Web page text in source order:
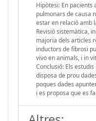
Hipòtesi: En
pulmonars de causa
estar en relació amb
Revisió sistemàtica,
majoria dels articles
inductors de fibrosi
vivo en animals, i in
Conclusió: Els
disposa de prou
poques dades
i es proposa que es